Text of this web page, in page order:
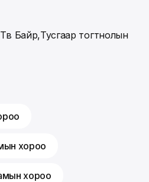
Байр,Тусгаар тогтнолын
хороо
хороо